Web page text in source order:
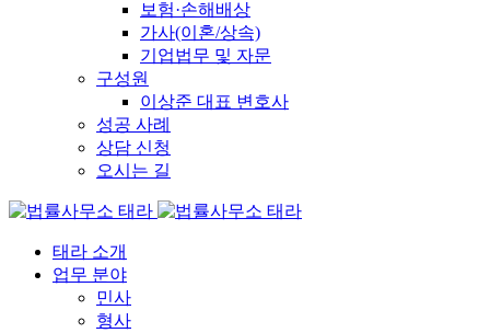
보험·손해배상
가사(이혼/상속)
기업법무 및 자문
구성원
이상준 대표 변호사
성공 사례
상담 신청
오시는 길
태라 소개
업무 분야
민사
형사